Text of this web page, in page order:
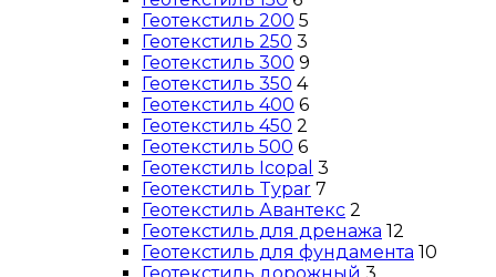
Геотекстиль 200 5
Геотекстиль 250 3
Геотекстиль 300 9
Геотекстиль 350 4
Геотекстиль 400 6
Геотекстиль 450 2
Геотекстиль 500 6
Геотекстиль Icopal 3
Геотекстиль Typar 7
Геотекстиль Авантекс 2
Геотекстиль для дренажа 12
Геотекстиль для фундамента 10